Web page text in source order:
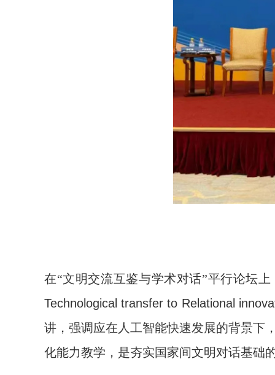
在“文明交流互鉴与学术对话”平行论坛
Technological transfer to Relational
讲，强调应在人工智能快速发展的背景下
化能力教学，是夯实国家间文明对话基础